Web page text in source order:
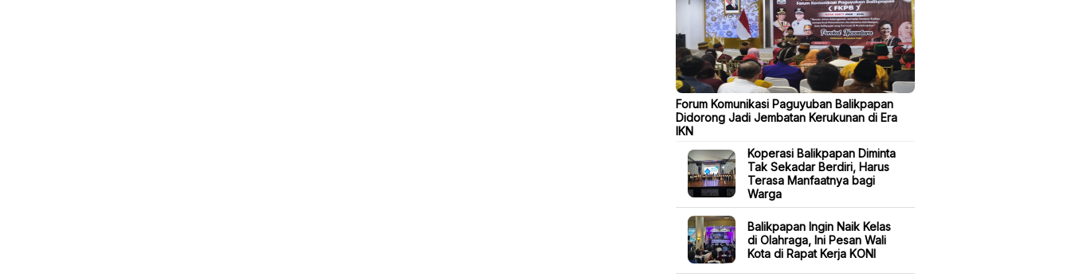
Forum Komunikasi Paguyuban Balikpapan
Didorong Jadi Jembatan Kerukunan di Era
IKN
Koperasi Balikpapan Diminta
Tak Sekadar Berdiri, Harus
Terasa Manfaatnya bagi
Warga
Balikpapan Ingin Naik Kelas
di Olahraga, Ini Pesan Wali
Kota di Rapat Kerja KONI